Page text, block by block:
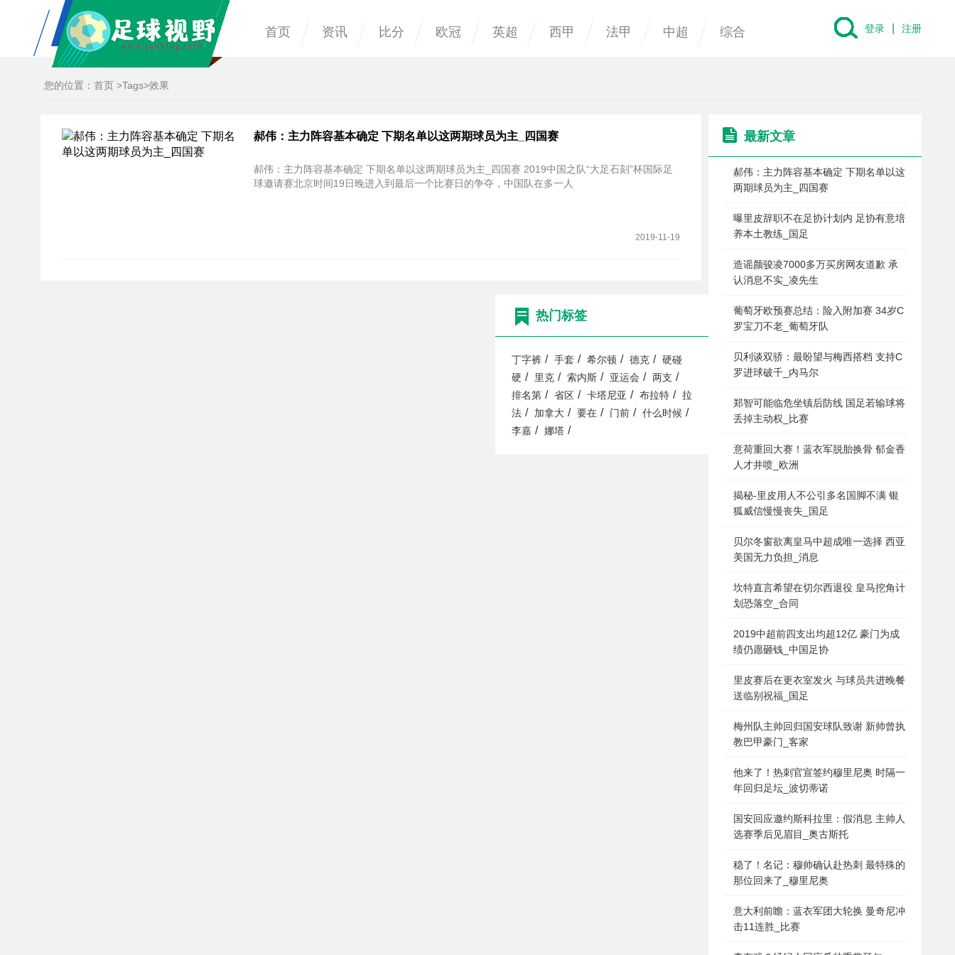
首页 资讯 比分 欧冠 英超 西甲 法甲 中超 综合 登录 注册
您的位置： 首页 >Tags>效果
郝伟：主力阵容基本确定 下期名单以这两期球员为主_四国赛
郝伟：主力阵容基本确定 下期名单以这两期球员为主_四国赛 2019中国之队“大足石刻”杯国际足
球邀请赛北京时间19日晚进入到最后一个比赛日的争夺，中国队在多一人
2019-11-19
最新文章
郝伟：主力阵容基本确定 下期名单以这
两期球员为主_四国赛
曝里皮辞职不在足协计划内 足协有意培
养本土教练_国足
造谣颜骏凌7000多万买房网友道歉 承
认消息不实_凌先生
葡萄牙欧预赛总结：险入附加赛 34岁C
罗宝刀不老_葡萄牙队
贝利谈双骄：最盼望与梅西搭档 支持C
罗进球破千_内马尔
郑智可能临危坐镇后防线 国足若输球将
丢掉主动权_比赛
意荷重回大赛！蓝衣军脱胎换骨 郁金香
人才井喷_欧洲
揭秘-里皮用人不公引多名国脚不满 银
狐威信慢慢丧失_国足
贝尔冬窗欲离皇马中超成唯一选择 西亚
美国无力负担_消息
坎特直言希望在切尔西退役 皇马挖角计
划恐落空_合同
2019中超前四支出均超12亿 豪门为成
绩仍愿砸钱_中国足协
里皮赛后在更衣室发火 与球员共进晚餐
送临别祝福_国足
梅州队主帅回归国安球队致谢 新帅曾执
教巴甲豪门_客家
他来了！热刺官宣签约穆里尼奥 时隔一
年回归足坛_波切蒂诺
国安回应邀约斯科拉里：假消息 主帅人
选赛季后见眉目_奥古斯托
稳了！名记：穆帅确认赴热刺 最特殊的
那位回来了_穆里尼奥
意大利前瞻：蓝衣军团大轮换 曼奇尼冲
击11连胜_比赛
热门标签
丁字裤 / 手套 / 希尔顿 / 德克 /
硬碰
硬 / 里克 / 索内斯 / 亚运会 / 两支 /
排名第 / 省区 / 卡塔尼亚 / 布拉特 /
拉
法 / 加拿大 / 要在 / 门前 / 什么时候 /
李嘉 / 娜塔 /